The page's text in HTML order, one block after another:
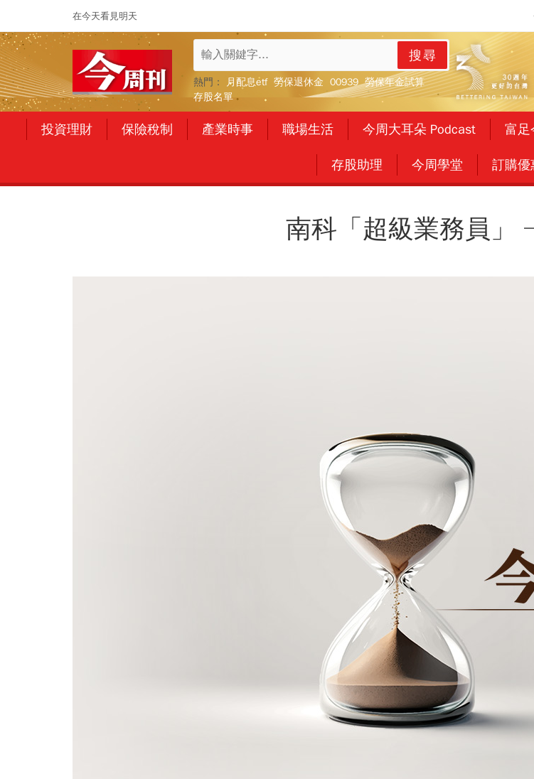
在今天看見明天
搜尋
熱門： 月配息etf 勞保退休金 00939 勞保年金試算
存股名單
投資理財 保險稅制 產業時事 職場生活 今周大耳朵 Podcast 富足
存股助理 今周學堂 訂購優
南科「超級業務員